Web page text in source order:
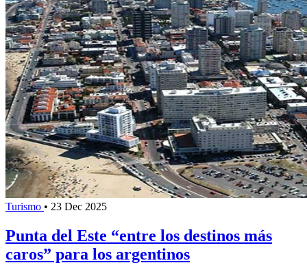
Turismo • 23 Dec 2025
Punta del Este “entre los destinos más
caros” para los argentinos